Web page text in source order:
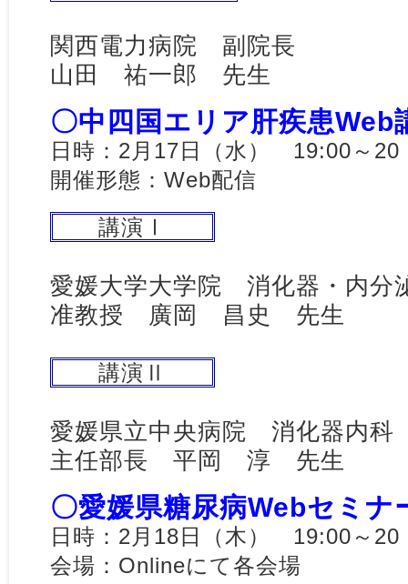
関西電力病院 副院長
山田 祐一郎 先生
〇中四国エリア肝疾患Web
日時：2月17日（水） 19:00～20
開催形態：Web配信
講演Ⅰ
愛媛大学大学院 消化器・内分
准教授 廣岡 昌史 先生
講演Ⅱ
愛媛県立中央病院 消化器内科
主任部長 平岡 淳 先生
〇愛媛県糖尿病Webセミナ
日時：2月18日（木） 19:00～20
会場：Onlineにて各会場